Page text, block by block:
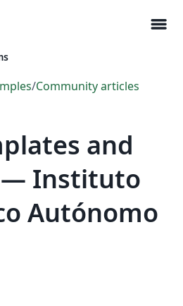
menu
/Community articles
and
— Instituto
Autónomo